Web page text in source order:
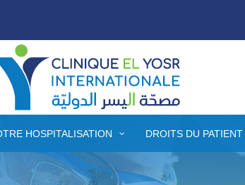
HOSPITALISATION DROITS DU PATIENT